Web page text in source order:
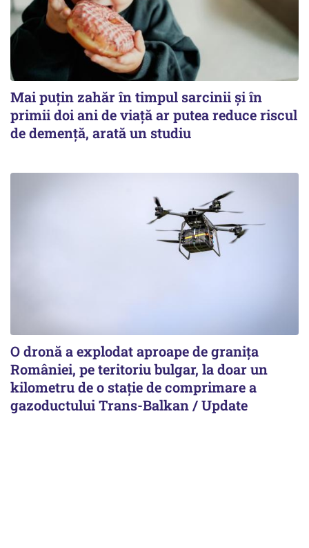
Mai puțin zahăr în timpul sarcinii și în
primii doi ani de viață ar putea reduce riscul
de demență, arată un studiu
O dronă a explodat aproape de granița
României, pe teritoriu bulgar, la doar un
kilometru de o stație de comprimare a
gazoductului Trans-Balkan / Update